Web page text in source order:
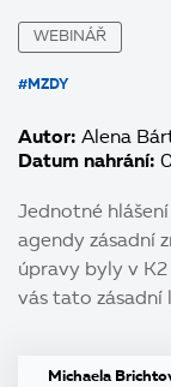
WEBINÁŘ
#MZDY
Autor: Alena
Datum nahrání:
Jednotné
agendy zásadní
úpravy byly v
vás tato zásadní
Michaela